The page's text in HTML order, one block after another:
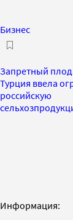
Бизнес
Запретный
Турция ввела
российскую
Информация: